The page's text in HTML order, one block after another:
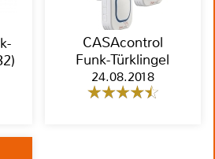
CASAcontrol
Funk-Türklingel
24.08.2018